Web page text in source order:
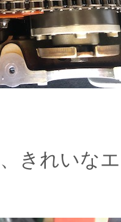
きれいな